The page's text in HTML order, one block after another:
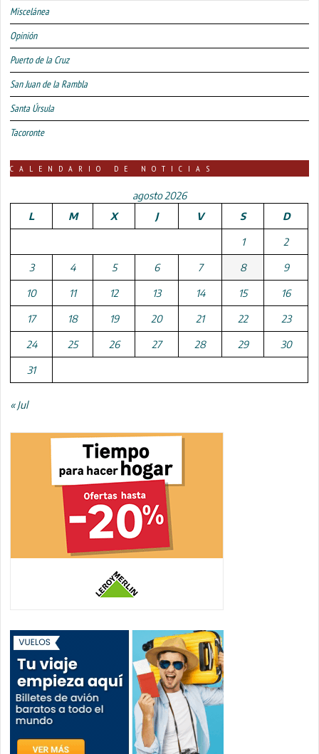
Miscelánea
Opinión
Puerto de la Cruz
San Juan de la Rambla
Santa Úrsula
Tacoronte
CALENDARIO DE NOTICIAS
agosto 2026
L
M X J V S D
1 2
3 4 5 6 7 8 9
10 11 12 13 14 15 16
17 18 19 20 21 22 23
24 25 26 27 28 29 30
31
« Jul